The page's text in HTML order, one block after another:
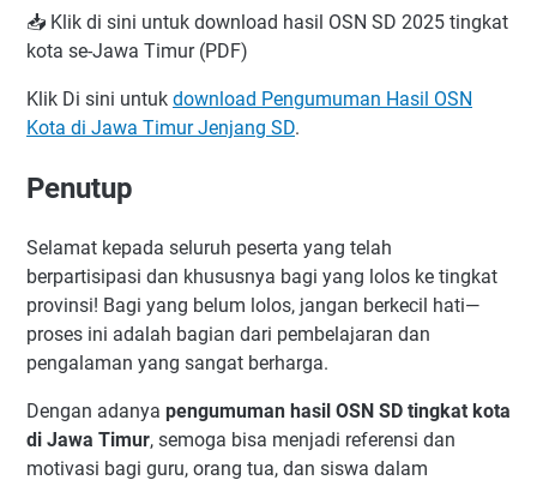
📥 Klik di sini untuk download hasil OSN SD 2025 tingkat
kota se-Jawa Timur (PDF)
Klik Di sini untuk download Pengumuman Hasil OSN
Kota di Jawa Timur Jenjang SD.
Penutup
Selamat kepada seluruh peserta yang telah
berpartisipasi dan khususnya bagi yang lolos ke tingkat
provinsi! Bagi yang belum lolos, jangan berkecil hati—
proses ini adalah bagian dari pembelajaran dan
pengalaman yang sangat berharga.
Dengan adanya pengumuman hasil OSN SD tingkat kota
di Jawa Timur, semoga bisa menjadi referensi dan
motivasi bagi guru, orang tua, dan siswa dalam